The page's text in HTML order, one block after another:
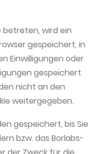
betreten, wird ein
gespeichert, in
Einwilligungen oder
gespeichert
nicht an den
weitergegeben.
gespeichert, bis Sie
bzw. das Borlabs-